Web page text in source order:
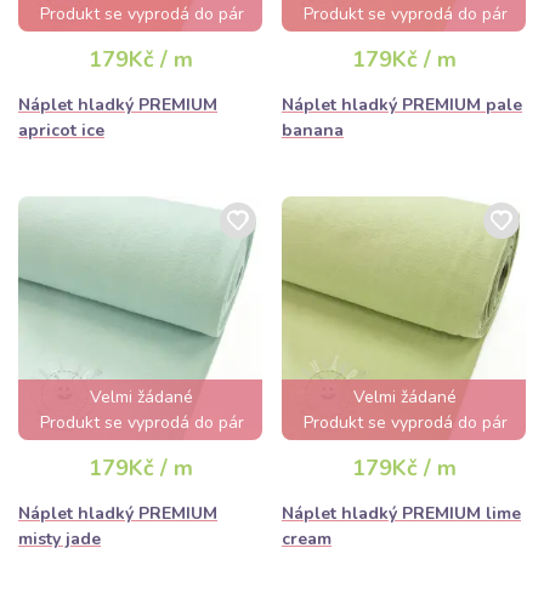
Produkt se vyprodá do pár
hodin
179Kč / m
Náplet hladký PREMIUM
apricot ice
Produkt se vyprodá do pár
hodin
179Kč / m
Náplet hladký PREMIUM pale
banana
Velmi žádané
Produkt se vyprodá do pár
hodin
179Kč / m
Náplet hladký PREMIUM
misty jade
Velmi žádané
Produkt se vyprodá do pár
hodin
179Kč / m
Náplet hladký PREMIUM lime
cream